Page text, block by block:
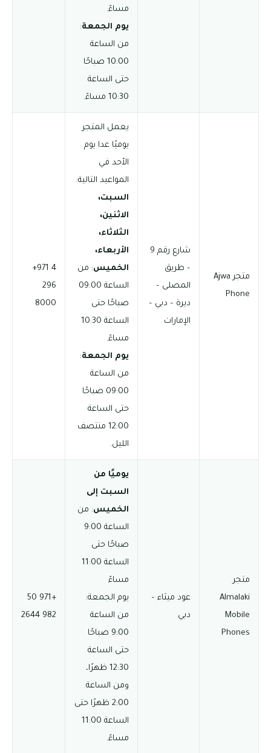
مساءً.
يوم الجمعة:
من الساعة
10:00 صباحًا
حتى الساعة
10:30 مساءً.
متجر Ajwa
Phone
شارع رقم 9
– طريق
المصلى –
ديرة – دبي –
الإمارات
يعمل المتجر
يوميًا عدا يوم
الأحد في
المواعيد التالية:
السبت،
الاثنين،
الثلاثاء،
الأربعاء،
الخميس: من
الساعة 09:00
صباحًا حتى
الساعة 10:30
مساءً.
يوم الجمعة:
من الساعة
09:00 صباحًا
حتى الساعة
12:00 منتصف
الليل.
‪+971 4
296
8000
متجر
Almalaki
Mobile
Phones
عود ميثاء –
دبي
يوميًا من
السبت إلى
الخميس: من
الساعة 9:00
صباحًا حتى
الساعة 11:00
مساءً
يوم الجمعة:
من الساعة
9:00 صباحًا
حتى الساعة
12:30 ظهرًا،
ومن الساعة
2:00 ظهرًا حتى
الساعة 11:00
مساءً.
+971 50
982 2644‬‏